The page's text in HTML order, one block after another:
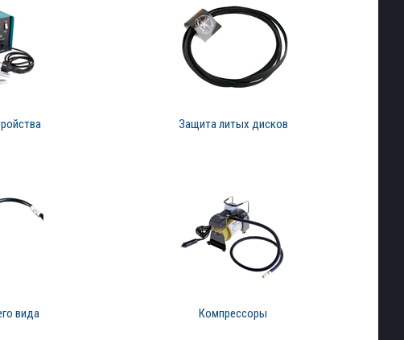
Защита литых дисков
вида Компрессоры